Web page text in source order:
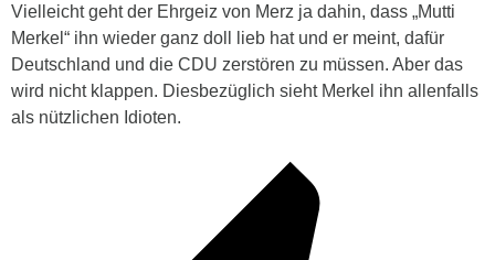
Vielleicht geht der Ehrgeiz von Merz ja dahin, dass „Mutti
Merkel“ ihn wieder ganz doll lieb hat und er meint, dafür
Deutschland und die CDU zerstören zu müssen. Aber das
wird nicht klappen. Diesbezüglich sieht Merkel ihn allenfalls
als nützlichen Idioten.